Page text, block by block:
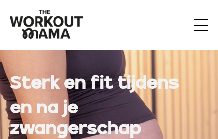
Sterken fit tijdens
en na je
zwangerschap